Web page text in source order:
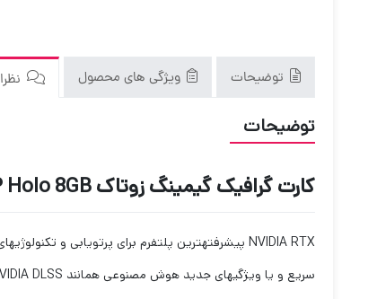
توضیحات ویژگی های محصول
توضیحات
کارت گرافیک گیمینگ زوتاک Zotac RTX 3070 AMP Holo 8GB
NVIDIA RTXپیشرفته‏ترین پلتفرم برای پرتویابی و تکنولوژی‏های
سریع و یا ویژگی‏های جدید هوش مصنوعی همانند DLSS